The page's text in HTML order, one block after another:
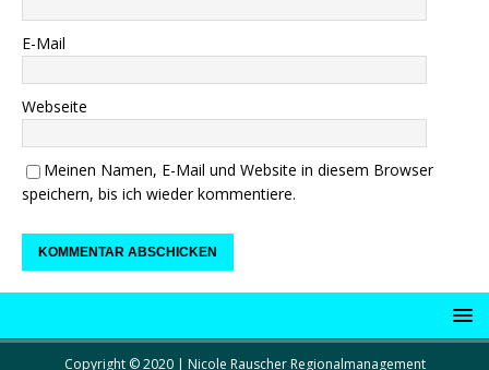
E-Mail
Webseite
Meinen Namen, E-Mail und Website in diesem Browser
speichern, bis ich wieder kommentiere.
Copyright © 2020 | Nicole Rauscher Regionalmanagement